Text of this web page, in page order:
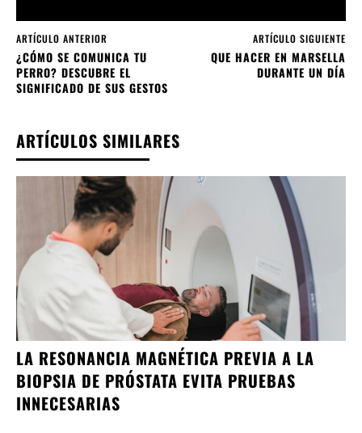
ARTÍCULO ANTERIOR
¿CÓMO SE COMUNICA TU
PERRO? DESCUBRE EL
SIGNIFICADO DE SUS GESTOS
ARTÍCULO SIGUIENTE
QUE HACER EN MARSELLA
DURANTE UN DÍA
ARTÍCULOS SIMILARES
LA RESONANCIA MAGNÉTICA PREVIA A LA
BIOPSIA DE PRÓSTATA EVITA PRUEBAS
INNECESARIAS